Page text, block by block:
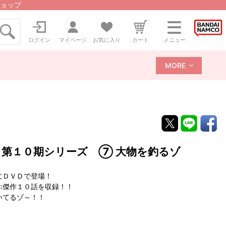
ップ
ログイン マイページ お気に入り カート メニュー
MORE
第１０期シリーズ ⑦ 大物を釣るゾ
ＶＤで登場！
作１０話を収録！！
るゾ～！！